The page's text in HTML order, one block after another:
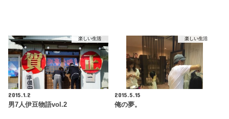
楽しい生活
2015.1.2
男7人伊豆物語vol.2
楽しい生活
2015.5.15
俺の夢。